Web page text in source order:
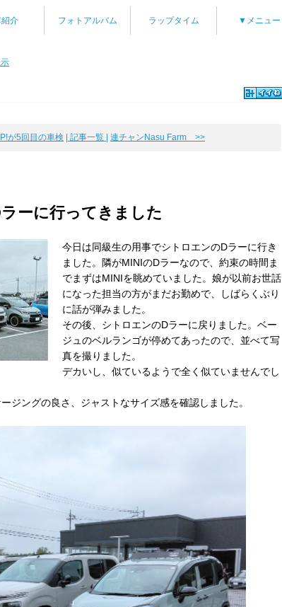
介 フォトアルバム ラップタイム ▼メニュー
が5回目の車検 | 記事一覧 | 連チャンNasu Farm >>
ーに行ってきました
今日は同級生の用事でシトロエンのDラーに行き
ました。隣がMINIのDラーなので、約束の時間ま
でまずはMINIを眺めていました。娘が以前お世話
になった担当の方がまだお勤めで、しばらくぶり
に話が弾みました。
その後、シトロエンのDラーに戻りました。ベー
ジュのベルランゴが停めてあったので、並べて写
真を撮りました。
デカいし、似ているようで全く似ていませんでし
ジングの良さ、ジャストなサイズ感を確認しました。